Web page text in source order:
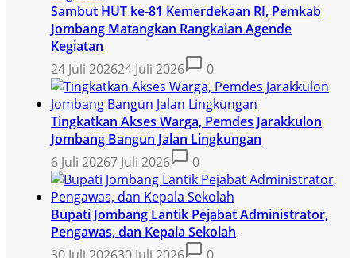
Sambut HUT ke-81 Kemerdekaan RI, Pemkab
Jombang Matangkan Rangkaian Agende
Kegiatan
24 Juli 202624 Juli 2026 0
Tingkatkan Akses Warga, Pemdes Jarakkulon
Jombang Bangun Jalan Lingkungan
6 Juli 20267 Juli 2026 0
Bupati Jombang Lantik Pejabat Administrator,
Pengawas, dan Kepala Sekolah